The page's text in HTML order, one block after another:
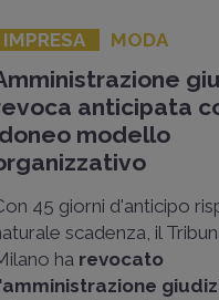
IMPRESA MODA
anticipata
modello
45 giorni d'anticipo
scadenza, il
ha revocato